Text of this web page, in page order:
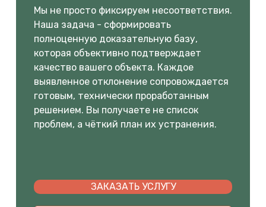
Мы не просто фиксируем несоответствия.
Наша задача - сформировать
полноценную доказательную базу,
которая объективно подтверждает
качество вашего объекта. Каждое
выявленное отклонение сопровождается
готовым, технически проработанным
решением. Вы получаете не список
проблем, а чёткий план их устранения.
ЗАКАЗАТЬ УСЛУГУ